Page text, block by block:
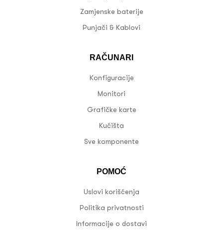
Zamjenske baterije
Punjači & Kablovi
RAČUNARI
Konfiguracije
Monitori
Grafičke karte
Kućišta
Sve komponente
POMOĆ
Uslovi korišćenja
Politika privatnosti
Informacije o dostavi